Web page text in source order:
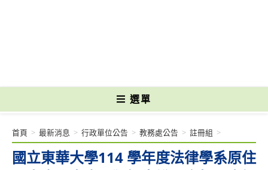
選單
國立東華大學114 學年度法律學系原住
首頁 > 最新消息 > 行政單位公告 > 教務處公告 > 註冊組 >